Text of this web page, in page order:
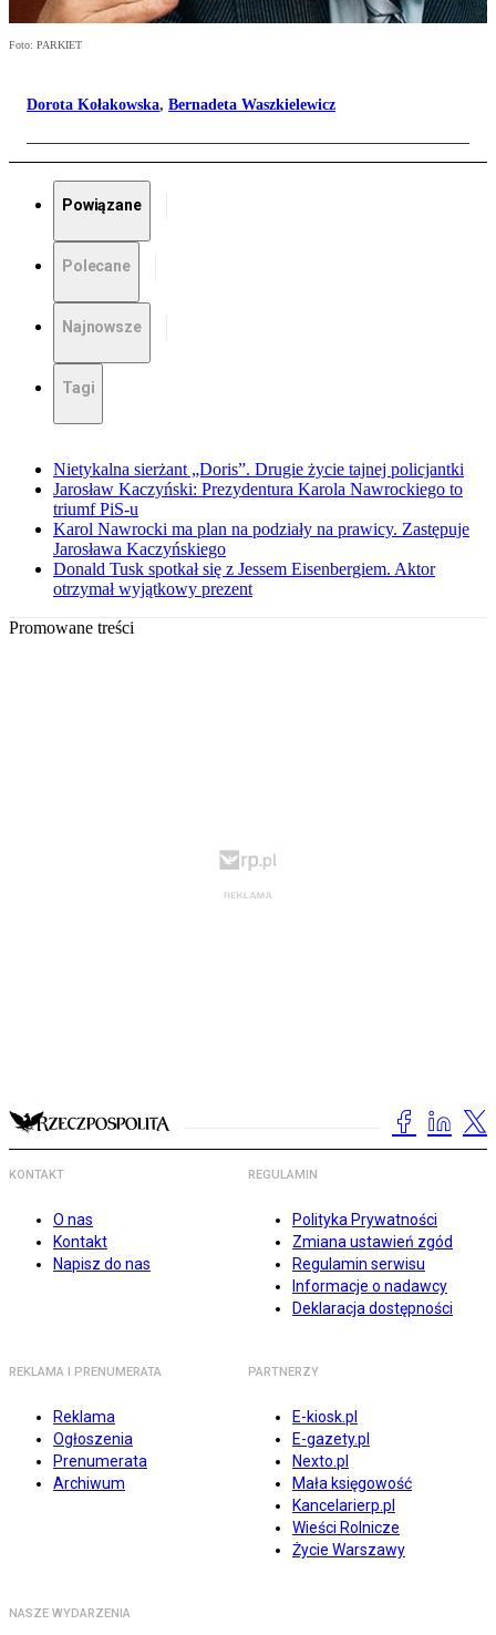
Foto: PARKIET
Dorota Kołakowska, Bernadeta Waszkielewicz
Powiązane
Polecane
Najnowsze
Tagi
Nietykalna sierżant „Doris”. Drugie życie tajnej policjantki
Jarosław Kaczyński: Prezydentura Karola Nawrockiego to
triumf PiS-u
Karol Nawrocki ma plan na podziały na prawicy. Zastępuje
Jarosława Kaczyńskiego
Donald Tusk spotkał się z Jessem Eisenbergiem. Aktor
otrzymał wyjątkowy prezent
Promowane treści
KONTAKT
O nas
Kontakt
Napisz do nas
REGULAMIN
Polityka Prywatności
Zmiana ustawień zgód
Regulamin serwisu
Informacje o nadawcy
Deklaracja dostępności
REKLAMA I PRENUMERATA
Reklama
Ogłoszenia
Prenumerata
Archiwum
PARTNERZY
E-kiosk.pl
E-gazety.pl
Nexto.pl
Mała księgowość
Kancelarierp.pl
Wieści Rolnicze
Życie Warszawy
NASZE WYDARZENIA